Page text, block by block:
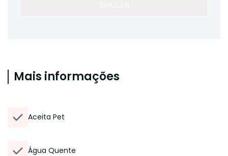
Mais informações
Aceita Pet
Água Quente